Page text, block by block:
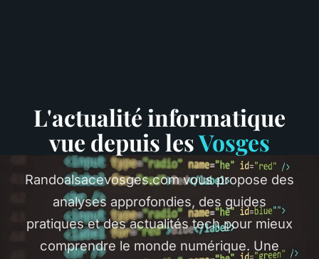
L'actualité informatique
vue depuis lesVosges
Randoalsacevosges.com vous propose des
analyses approfondies, des guides
pratiques et des actualités tech pour mieux
comprendre le monde numérique. Une